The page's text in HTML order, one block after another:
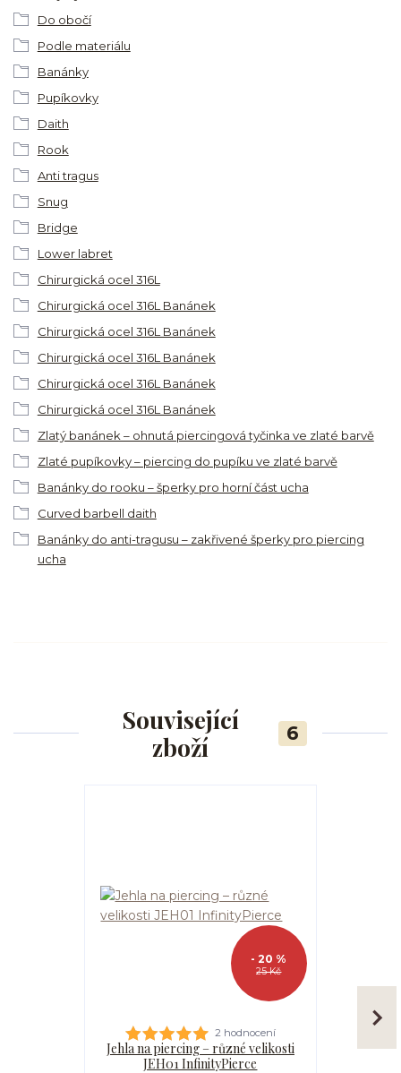
Do obočí
Podle materiálu
Banánky
Pupíkovky
Daith
Rook
Anti tragus
Snug
Bridge
Lower labret
Chirurgická ocel 316L
Chirurgická ocel 316L Banánek
Chirurgická ocel 316L Banánek
Chirurgická ocel 316L Banánek
Chirurgická ocel 316L Banánek
Chirurgická ocel 316L Banánek
Zlatý banánek – ohnutá piercingová tyčinka ve zlaté barvě
Zlaté pupíkovky – piercing do pupíku ve zlaté barvě
Banánky do rooku – šperky pro horní část ucha
Curved barbell daith
Banánky do anti-tragusu – zakřivené šperky pro piercing
ucha
Související
zboží
6
25 Kč
- 20 %
2 hodnocení
Jehla na piercing – různé velikosti
JEH01 InfinityPierce